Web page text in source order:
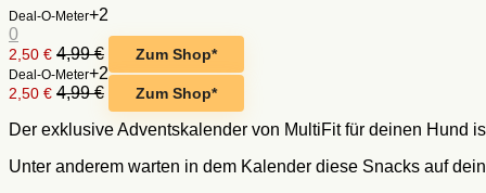
Deal-O-Meter+2
0
2,50 € 4,99 € Zum Shop*
Deal-O-Meter+2
2,50 € 4,99 € Zum Shop*
Der exklusive Adventskalender von MultiFit für deinen Hund
Unter anderem warten in dem Kalender diese Snacks auf